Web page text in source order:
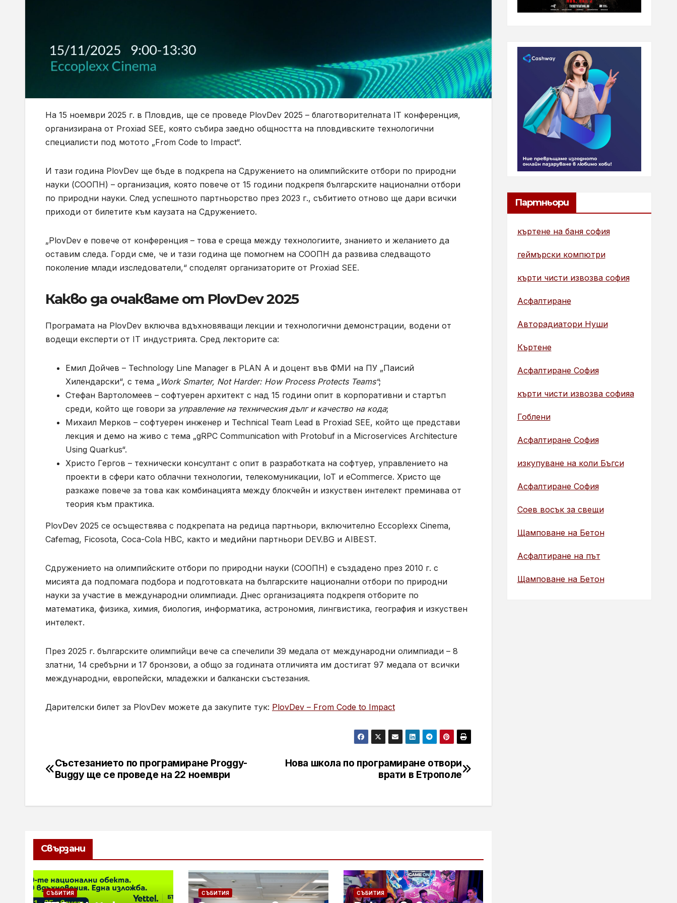
На 15 ноември 2025 г. в Пловдив, ще се проведе PlovDev 2025 – благотворителната IT конференция,
организирана от Proxiad SEE, която събира заедно общността на пловдивските технологични
специалисти под мотото „From Code to Impact“.
И тази година PlovDev ще бъде в подкрепа на Сдружението на олимпийските отбори по природни
науки (СООПН) – организация, която повече от 15 години подкрепя българските национални отбори
по природни науки. След успешното партньорство през 2023 г., събитието отново ще дари всички
приходи от билетите към каузата на Сдружението.
„PlovDev е повече от конференция – това е среща между технологиите, знанието и желанието да
оставим следа. Горди сме, че и тази година ще помогнем на СООПН да развива следващото
поколение млади изследователи,“ споделят организаторите от Proxiad SEE.
Какво да очакваме от PlovDev 2025
Програмата на PlovDev включва вдъхновяващи лекции и технологични демонстрации, водени от
водещи експерти от IT индустрията. Сред лекторите са:
Емил Дойчев – Technology Line Manager в PLAN A и доцент във ФМИ на ПУ „Паисий
Хилендарски“, с тема „Work Smarter, Not Harder: How Process Protects Teams“;
Стефан Вартоломеев – софтуерен архитект с над 15 години опит в корпоративни и стартъп
среди, който ще говори за управление на техническия дълг и качество на кода;
Михаил Мерков – софтуерен инженер и Technical Team Lead в Proxiad SEE, който ще представи
лекция и демо на живо с тема „gRPC Communication with Protobuf in a Microservices Architecture
Using Quarkus“.
Христо Гергов – технически консултант с опит в разработката на софтуер, управлението на
проекти в сфери като облачни технологии, телекомуникации, IoT и eCommerce. Христо ще
разкаже повече за това как комбинацията между блокчейн и изкуствен интелект преминава от
теория към практика.
PlovDev 2025 се осъществява с подкрепата на редица партньори, включително Eccoplexx Cinema,
Cafemag, Ficosota, Coca-Cola HBC, както и медийни партньори DEV.BG и AIBEST.
Сдружението на олимпийските отбори по природни науки (СООПН) е създадено през 2010 г. с
мисията да подпомага подбора и подготовката на българските национални отбори по природни
науки за участие в международни олимпиади. Днес организацията подкрепя отборите по
математика, физика, химия, биология, информатика, астрономия, лингвистика, география и изкуствен
интелект.
През 2025 г. българските олимпийци вече са спечелили 39 медала от международни олимпиади – 8
златни, 14 сребърни и 17 бронзови, а общо за годината отличията им достигат 97 медала от всички
международни, европейски, младежки и балкански състезания.
Дарителски билет за PlovDev можете да закупите тук: PlovDev – From Code to Impact
Навигация
Нова школа по програмиране отвори
врати в Етрополе
Състезанието по програмиране Proggy-
Buggy ще се проведе на 22 ноември
Свързани
СЪБИТИЯ СЪБИТИЯ СЪБИТИЯ
Партньори
къртене на баня софия
геймърски компютри
кърти чисти извозва софия
Асфалтиране
Авторадиатори Нуши
Къртене
Асфалтиране София
кърти чисти извозва софияа
Гоблени
Асфалтиране София
изкупуване на коли Бъгси
Асфалтиране София
Соев восък за свещи
Щамповане на Бетон
Асфалтиране на път
Щамповане на Бетон